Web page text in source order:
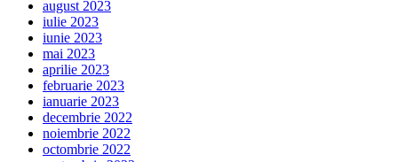
august 2023
iulie 2023
iunie 2023
mai 2023
aprilie 2023
februarie 2023
ianuarie 2023
decembrie 2022
noiembrie 2022
octombrie 2022